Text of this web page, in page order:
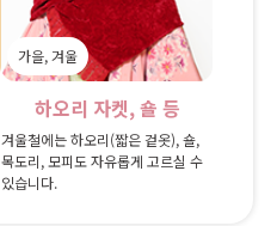
가을, 겨울
하오리 자켓, 숄 등
겨울철에는 하오리(짧은 겉옷), 숄,
목도리, 모피도 자유롭게 고르실 수
있습니다.